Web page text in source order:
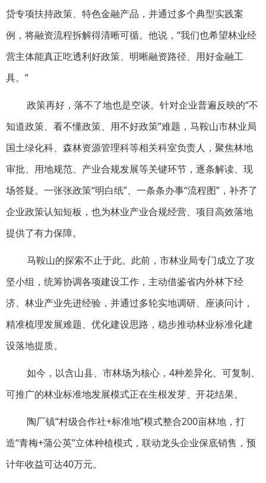
贷专项扶持政策、特色金融产品，并通过多个典型实践案
例，将融资流程拆解得清晰可循。他说，“我们也希望林业经
营主体能真正吃透利好政策、明晰融资路径、用好金融工
具。”
政策再好，落不了地也是空谈。针对企业普遍反映的“不
知道政策、看不懂政策、用不好政策”难题，马鞍山市林业局
国土绿化科、森林资源管理科等相关科室负责人，聚焦林地
审批、用地规范、产业合规发展等关键环节，逐条解读、现
场答疑。一张张政策“明白纸”、一条条办事“流程图”，补齐了
企业政策认知短板，也为林业产业合规经营、项目高效落地
提供了有力保障。
马鞍山的探索不止于此。此前，市林业局专门成立了攻
坚小组，统筹协调各项建设工作，主动借鉴省内外林下经
济、林业产业先进经验，并通过多轮实地调研、座谈问计，
精准梳理发展难题、优化建设思路，稳步推动林业标准化建
设落地提质。
如今，以含山县、市林场为核心，4种差异化、可复制、
可推广的林业标准地发展模式正在生根发芽、开花结果。
陶厂镇“村级合作社+标准地”模式整合200亩林地，打
造“青梅+蒲公英”立体种植模式，联动龙头企业保底销售，预
计年收益可达40万元。